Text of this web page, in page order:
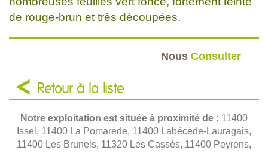
de rouge-brun et très découpées.
Nous Consulter
Retour à la liste
Notre exploitation est située à proximité de : 11400
Issel, 11400 La Pomarède, 11400 Labécède-Lauragais,
11400 Les Brunels, 11320 Les Cassés, 11400 Peyrens,